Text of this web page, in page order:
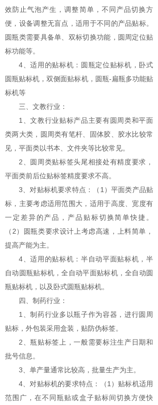
效防止气泡产生，调整简单，不同产品切换方
便，设备调整无盲点，适用于不同的产品贴标。
圆瓶类需要具备单、双标切换功能，圆周定位贴
标功能等。
4、适用的贴标机：圆瓶定位贴标机，卧式
圆瓶贴标机，双侧面贴标机，圆瓶-扁瓶多功能贴
标机等
三、文教行业：
1、文教行业贴标产品主要有圆周类和平面
类两大类，圆周类有笔杆、固体胶、胶水比较常
见，平面类以书本、文件夹等比较常见。
2、圆周类贴标签头尾相接处有精度要求，
平面类前后位贴标签精度要求不高。
3、对贴标机要求特点：（1）平面类产品贴
标，主要考虑适用范围大，适用于高度、宽度有
一定差异的产品，产品贴标切换简单快捷。
（2）圆瓶类要求设计上考虑高速，上料简单，
提高产能为主。
4、适用的贴标机：半自动平面贴标机，半
自动圆瓶贴标机，全自动平面贴标机，全自动圆
瓶贴标机，以及卧式圆瓶贴标机。
四、制药行业：
1、制药行业多以瓶子作为容器，进行圆周
贴标，外包装采用盒装，贴防伪标签。
2、瓶贴标签上，一般需要标注生产日期和
批号信息。
3、单产量通常比较高，批量生产为主。
4、对贴标机的要求特点：（1）贴标机适用
范围广，在不同瓶贴或盒子贴标间切换方便快